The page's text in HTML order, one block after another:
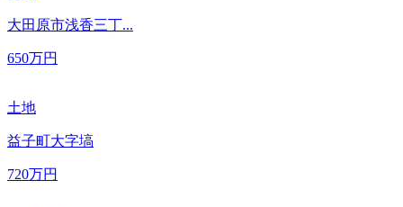
大田原市浅香三丁...
650万円
土地
益子町大字塙
720万円